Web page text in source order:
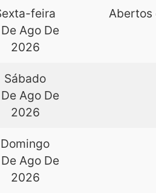
feira
Ago De
2026
Abertos
Sábado
Ago De
2026
Domingo
Ago De
2026